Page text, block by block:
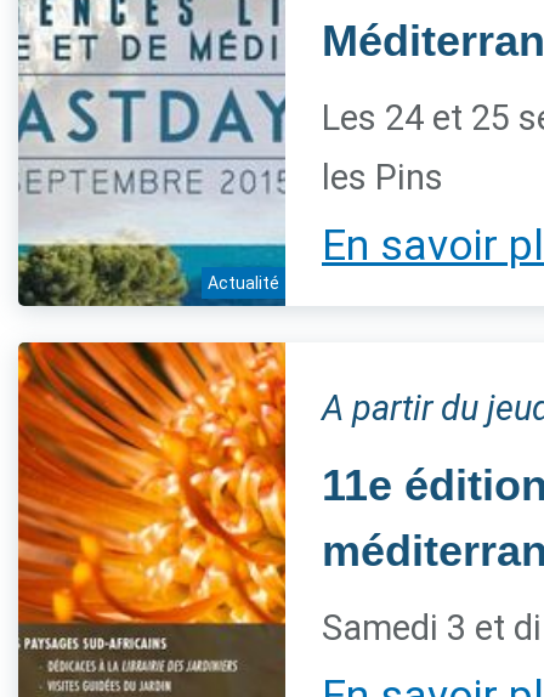
Actualité
Les 24 et 25
les Pins
En savoir
A partir du
11e
Samedi 3 et